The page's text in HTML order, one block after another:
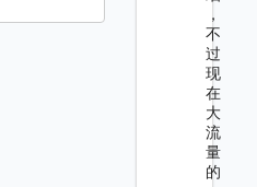
，
不
过
现
在
大
流
量
的